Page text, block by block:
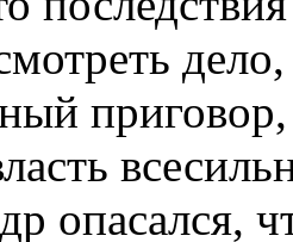
опасался,